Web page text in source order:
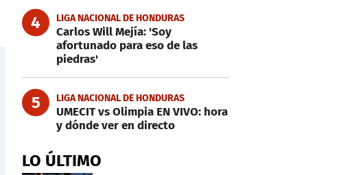
4 LIGA NACIONAL DE HONDURAS
Carlos Will Mejía: 'Soy
afortunado para eso de las
piedras'
5 LIGA NACIONAL DE HONDURAS
UMECIT vs Olimpia EN VIVO: hora
y dónde ver en directo
LO ÚLTIMO